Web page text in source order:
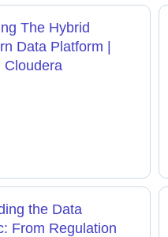
The Hybrid
Data Platform |
Cloudera
the Data
From Regulation